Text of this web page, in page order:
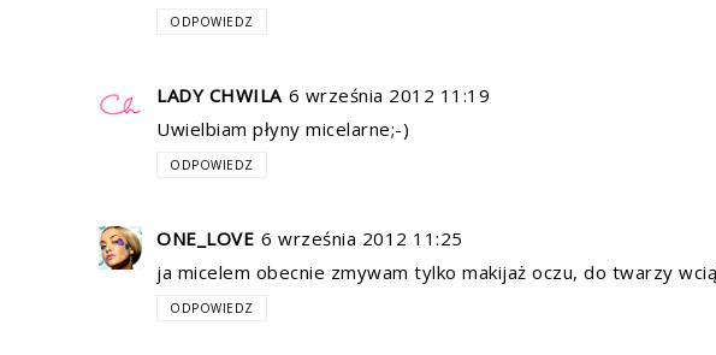
ODPOWIEDZ
LADY CHWILA 6 września 2012 11:19
Uwielbiam płyny micelarne;-)
ODPOWIEDZ
ONE_LOVE 6 września 2012 11:25
ja micelem obecnie zmywam tylko makijaż oczu, do twarzy
ODPOWIEDZ